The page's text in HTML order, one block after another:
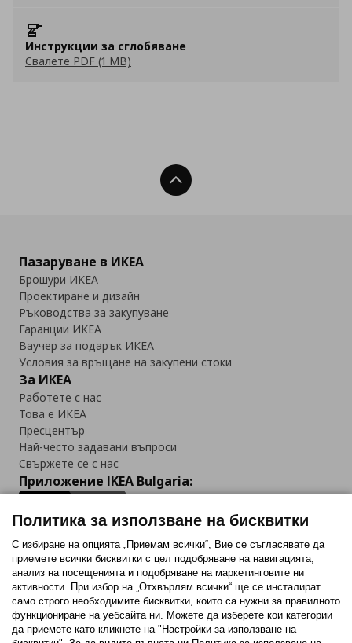
Инструкции за сглобяване
Свалете PDF (1 MB)
Нагоре
Пазаруване в ИКЕА
Брошури ИКЕА
Проектиране и дизайн
Ръководства за закупуване
Гаранции ИКЕА
Ваучер за подарък ИКЕА
Условия за връщане на закупени стоки
За ИКЕА
Работете с нас
Това е ИКЕА
Пресцентър
Най-често задавани въпроси
Свържете се с нас
Приложение IKEA Bulgaria:
Последвайте ни:
FacebookTwitterYoutubePinterestInstagram
Политика за използване на бисквитки
С избиране на опцията „Приемам всички“, Вие се съгласявате да
приемете всички бисквитки с цел подобряване на навигацията,
анализ на посещенията и подобряване на маркетинговите ни
активности. При избор на „Отхвърлям всички“ ще се инсталират
само строго необходимитe бисквитки, които са нужни за правилното
функциониране на уебсайта ни. Можете да изберете кои категории
да приемете като кликнете на "Настройки за използване на